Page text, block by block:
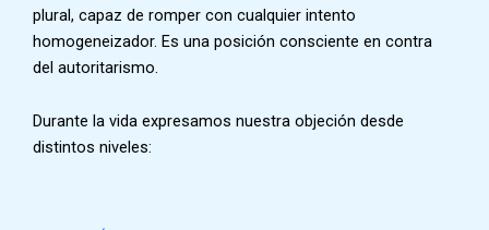
plural, capaz de romper con cualquier intento
homogeneizador. Es una posición consciente en contra
del autoritarismo.
Durante la vida expresamos nuestra objeción desde
distintos niveles: